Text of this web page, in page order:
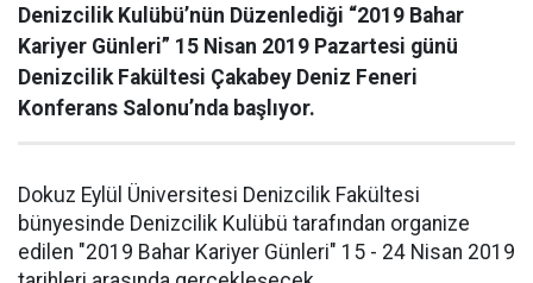
Denizcilik Kulübü’nün Düzenlediği “2019 Bahar
Kariyer Günleri” 15 Nisan 2019 Pazartesi günü
Denizcilik Fakültesi Çakabey Deniz Feneri
Konferans Salonu’nda başlıyor.
Dokuz Eylül Üniversitesi Denizcilik Fakültesi
bünyesinde Denizcilik Kulübü tarafından organize
edilen "2019 Bahar Kariyer Günleri" 15 - 24 Nisan 2019